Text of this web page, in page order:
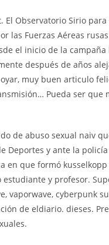
El Observatorio Sirio
las Fuerzas Aéreas
el inicio de la campaña
después de años
muy buen articulo
Pueda ser que
de abuso sexual naiv
Deportes y ante la
en que formó
estudiante y profesor.
vaporwave, cyberpunk
de eldiario. dieses.